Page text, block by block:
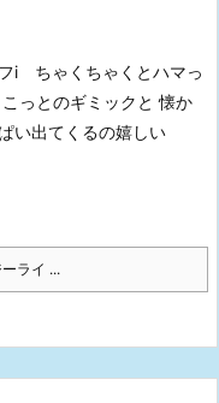
i ちゃくちゃくとハマっ
っとのギミックと 懐か
い出てくるの嬉しい
ライ ...